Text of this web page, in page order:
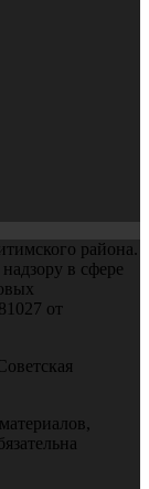
района.
в сфере
от